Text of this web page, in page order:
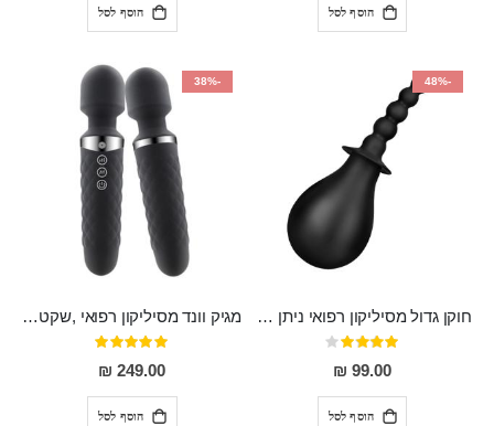
הוסף לסל הוסף לסל
-48%
חוקן גדול מסיליקון רפואי ניתן לשימוש גם כפלאג וגם כחרוזים אנאלים
דירוג:
80%
99.00 ₪
הוסף לסל
-38%
מגיק וונד מסיליקון רפואי ,שקט במיוחד, נטען בעל 10 מהירויות שונות "Erna"
דירוג:
100%
249.00 ₪
הוסף לסל